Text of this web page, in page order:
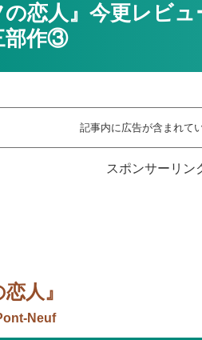
の恋人』今更レビ
部作③
記事内に広告が含まれてい
スポンサーリン
恋人』
Neuf